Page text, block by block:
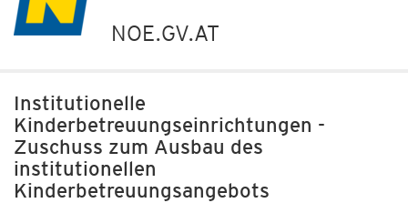
NOE.GV.AT
Institutionelle
Kinderbetreuungseinrichtungen -
Zuschuss zum Ausbau des
institutionellen
Kinderbetreuungsangebots